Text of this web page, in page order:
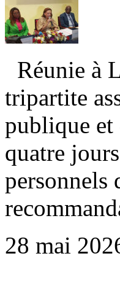
Réunie à
tripartite
publique et
quatre
personnels
28 mai